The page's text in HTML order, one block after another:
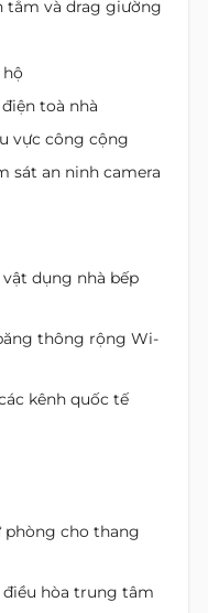
tắm và drag giường
hộ
toà nhà
vực công cộng
sát an ninh camera
dụng nhà bếp
thông rộng Wi-
kênh quốc tế
phòng cho thang
hòa trung tâm